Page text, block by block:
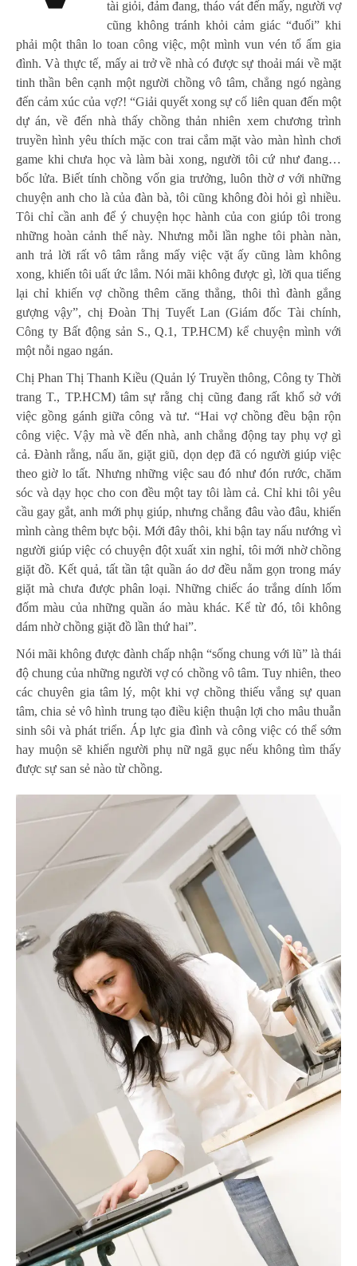
tài giỏi, đảm đang, tháo vát đến mấy, người vợ
cũng không tránh khỏi cảm giác “đuối” khi
phải một thân lo toan công việc, một mình vun vén tổ ấm gia
đình. Và thực tế, mấy ai trở về nhà có được sự thoải mái về mặt
tinh thần bên cạnh một người chồng vô tâm, chẳng ngó ngàng
đến cảm xúc của vợ?! “Giải quyết xong sự cố liên quan đến một
dự án, về đến nhà thấy chồng thản nhiên xem chương trình
truyền hình yêu thích mặc con trai cắm mặt vào màn hình chơi
game khi chưa học và làm bài xong, người tôi cứ như đang…
bốc lửa. Biết tính chồng vốn gia trưởng, luôn thờ ơ với những
chuyện anh cho là của đàn bà, tôi cũng không đòi hỏi gì nhiều.
Tôi chỉ cần anh để ý chuyện học hành của con giúp tôi trong
những hoàn cảnh thế này. Nhưng mỗi lần nghe tôi phàn nàn,
anh trả lời rất vô tâm rằng mấy việc vặt ấy cũng làm không
xong, khiến tôi uất ức lắm. Nói mãi không được gì, lời qua tiếng
lại chỉ khiến vợ chồng thêm căng thẳng, thôi thì đành gắng
gượng vậy”, chị Đoàn Thị Tuyết Lan (Giám đốc Tài chính,
Công ty Bất động sản S., Q.1, TP.HCM) kể chuyện mình với
một nỗi ngao ngán.
Chị Phan Thị Thanh Kiều (Quản lý Truyền thông, Công ty Thời
trang T., TP.HCM) tâm sự rằng chị cũng đang rất khổ sở với
việc gồng gánh giữa công và tư. “Hai vợ chồng đều bận rộn
công việc. Vậy mà về đến nhà, anh chẳng động tay phụ vợ gì
cả. Đành rằng, nấu ăn, giặt giũ, dọn dẹp đã có người giúp việc
theo giờ lo tất. Nhưng những việc sau đó như đón rước, chăm
sóc và dạy học cho con đều một tay tôi làm cả. Chỉ khi tôi yêu
cầu gay gắt, anh mới phụ giúp, nhưng chẳng đâu vào đâu, khiến
mình càng thêm bực bội. Mới đây thôi, khi bận tay nấu nướng vì
người giúp việc có chuyện đột xuất xin nghỉ, tôi mới nhờ chồng
giặt đồ. Kết quả, tất tần tật quần áo dơ đều nằm gọn trong máy
giặt mà chưa được phân loại. Những chiếc áo trắng dính lốm
đốm màu của những quần áo màu khác. Kể từ đó, tôi không
dám nhờ chồng giặt đồ lần thứ hai”.
Nói mãi không được đành chấp nhận “sống chung với lũ” là thái
độ chung của những người vợ có chồng vô tâm. Tuy nhiên, theo
các chuyên gia tâm lý, một khi vợ chồng thiếu vắng sự quan
tâm, chia sẻ vô hình trung tạo điều kiện thuận lợi cho mâu thuẫn
sinh sôi và phát triển. Áp lực gia đình và công việc có thể sớm
hay muộn sẽ khiến người phụ nữ ngã gục nếu không tìm thấy
được sự san sẻ nào từ chồng.